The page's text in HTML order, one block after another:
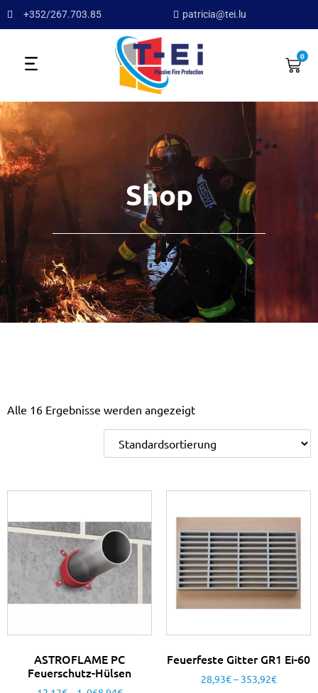
+352/267.703.85 patricia@tei.lu
0
Shop
Alle 16 Ergebnisse werden angezeigt
ASTROFLAME PC
Feuerschutz-Hülsen
Feuerfeste Gitter GR1 Ei-60
28,93€– 353,92€